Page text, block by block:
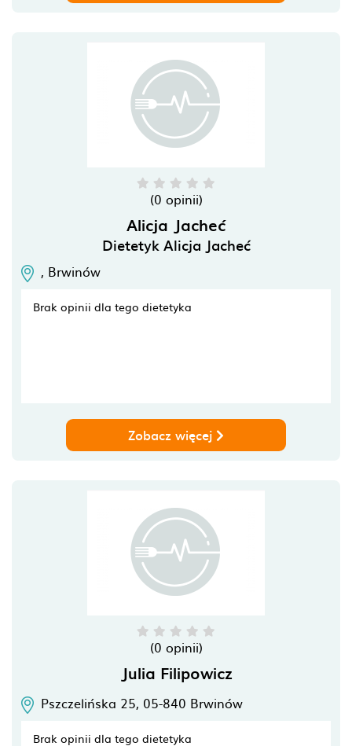
(0 opinii)
Alicja Jacheć
Dietetyk Alicja Jacheć
, Brwinów
Brak opinii dla tego dietetyka
Zobacz więcej
(0 opinii)
Julia Filipowicz
Pszczelińska 25, 05-840 Brwinów
Brak opinii dla tego dietetyka